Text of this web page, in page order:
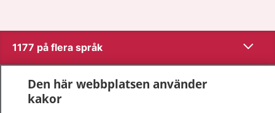
1177 på flera språk Visa
Om 1177
Den här webbplatsen använder
kakor